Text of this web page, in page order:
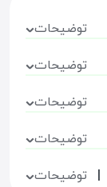
توضیحات
توضیحات
توضیحات
توضیحات
| توضیحات